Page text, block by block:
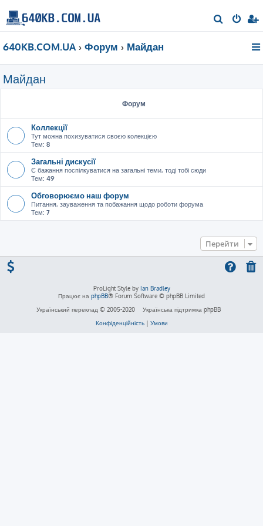
о
640KB.COM.UA Форум Майдан
Майдан
Форум
Коллекції
Тут можна похизуватися своєю колекцією
Тем: 8
Загальні дискусії
Є бажання поспілкуватися на загальні теми, тоді тобі сюди
Тем: 49
Обговорюємо наш форум
Питання, зауваження та побажання щодо роботи форума
Тем: 7
Перейти
ProLight Style by Ian Bradley
Працює на phpBB® Forum Software © phpBB Limited
Український переклад © 2005-2020
Українська підтримка phpBB
Конфіденційність| Умови